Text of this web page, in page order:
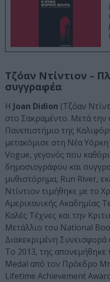
Τζόαν Ντίντιον –
συγγραφέα
Η Joan Didion (Τζόαν
στο Σακραμέντο. Μετά
Πανεπιστήμιο της
μετακόμισε στη Νέα Υόρκη
Vogue, γεγονός που
δημοσιογράφου και
μυθιστόρημα, Run River,
Ντίντιον τιμήθηκε με το
Αμερικανικής Ακαδημίας
Καλές Τέχνες και την
Μετάλλιο του National
Διακεκριμένη Συνεισφορά
Το 2013, της
Medal από τον Πρόεδρο
Lifetime Achievement